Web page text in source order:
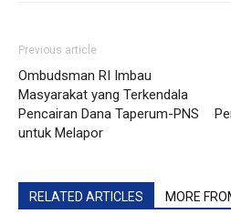
Previous article
Ombudsman RI Imbau
Masyarakat yang Terkendala
Pencairan Dana Taperum-PNS
untuk Melapor
RELATED ARTICLES MORE